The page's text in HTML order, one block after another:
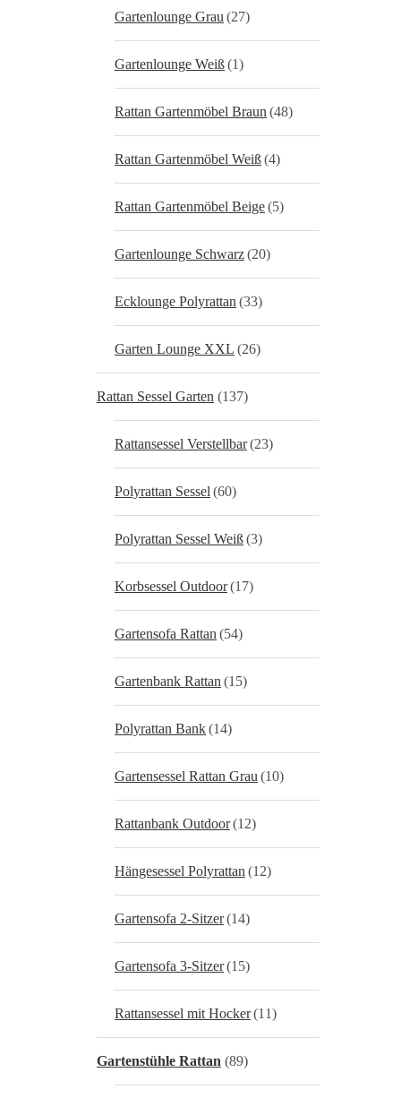
Gartenlounge Grau (27)
Gartenlounge Weiß(1)
Rattan Gartenmöbel Braun (48)
Rattan Gartenmöbel Weiß(4)
Rattan Gartenmöbel Beige(5)
Gartenlounge Schwarz(20)
Ecklounge Polyrattan (33)
Garten Lounge XXL (26)
Rattan Sessel Garten (137)
Rattansessel Verstellbar(23)
Polyrattan Sessel (60)
Polyrattan Sessel Weiß(3)
Korbsessel Outdoor(17)
Gartensofa Rattan (54)
Gartenbank Rattan (15)
Polyrattan Bank(14)
Gartensessel Rattan Grau (10)
Rattanbank Outdoor(12)
Hängesessel Polyrattan (12)
Gartensofa 2-Sitzer(14)
Gartensofa 3-Sitzer(15)
Rattansessel mit Hocker(11)
Gartenstühle Rattan (89)